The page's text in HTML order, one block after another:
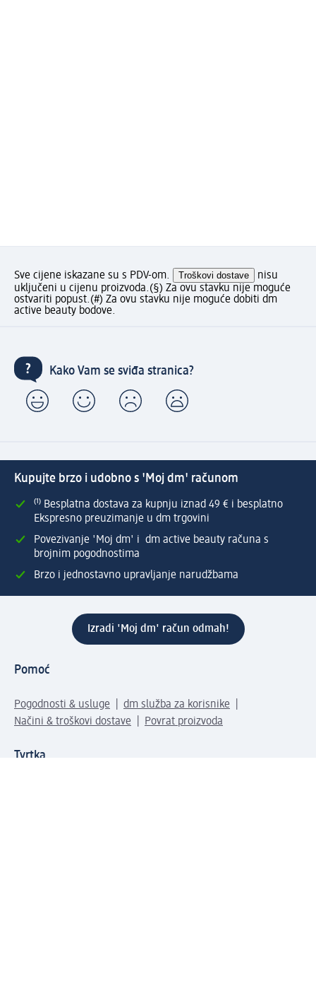
Sve cijene iskazane su s PDV-om. Troškovi dostave
nisu
uključeni u cijenu proizvoda.(§) Za ovu stavku nije moguće
ostvariti popust.(#) Za ovu stavku nije moguće dobiti dm
active beauty bodove.
Kako Vam se sviđa stranica?
Kupujte brzo i udobno s 'Moj dm' računom
⁽¹⁾ Besplatna dostava za kupnju iznad 49 € i besplatno
Ekspresno preuzimanje u dm trgovini
Povezivanje 'Moj dm' i dm active beauty računa s
brojnim pogodnostima
Brzo i jednostavno upravljanje narudžbama
Izradi 'Moj dm' račun odmah!
Pomoć
Pogodnosti & usluge
dm služba za korisnike
Načini & troškovi dostave
Povrat proizvoda
Tvrtka